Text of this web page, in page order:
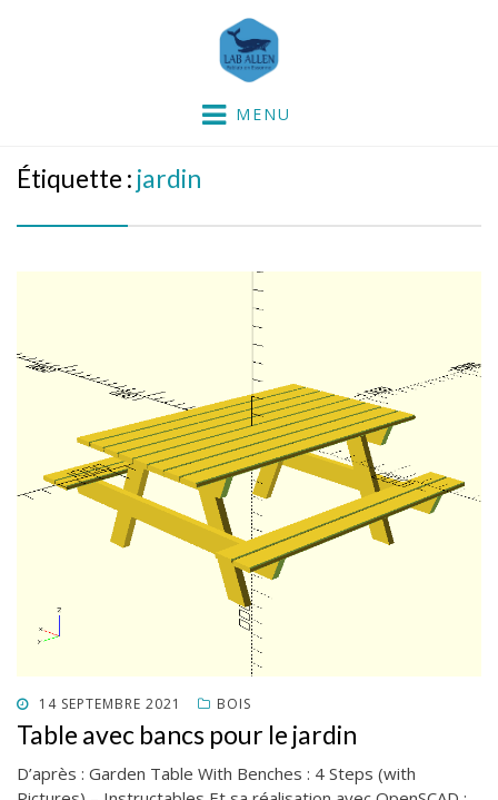
MENU
Étiquette : jardin
POSTED
ON
14 SEPTEMBRE 2021 BOIS
Table avec bancs pour le jardin
D’après : Garden Table With Benches : 4 Steps (with